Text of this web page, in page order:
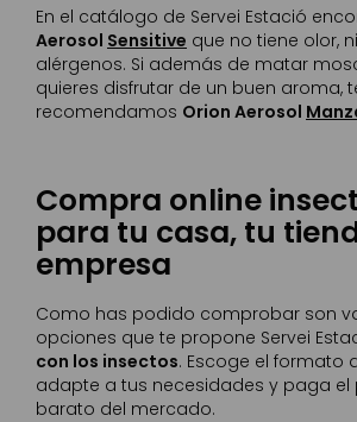
En el catálogo de Servei Estació
Aerosol Sensitive que no tiene olor,
alérgenos. Si además de matar
quieres disfrutar de un buen aroma,
recomendamos Orion Aerosol
Compra online
para tu casa, tu
empresa
Como has podido comprobar son
opciones que te propone Servei
con los insectos. Escoge el formato
adapte a tus necesidades y paga el
barato del mercado.